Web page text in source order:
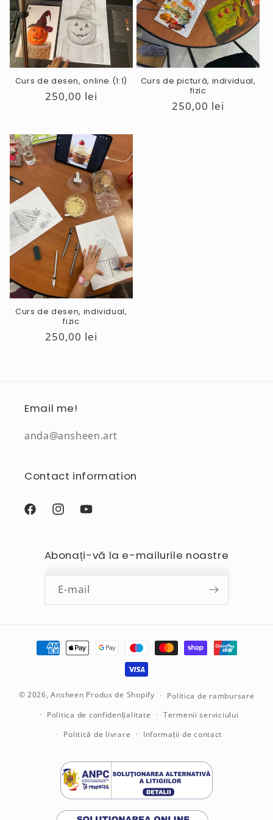
Curs de desen, online (1:1)
Preț
250,00 lei
Curs de pictură, individual,
fizic
Preț
250,00 lei
Curs de desen, individual,
fizic
Preț
250,00 lei
Email me!
anda@ansheen.art
Contact information
FacebookInstagramYouTube
Abonați-vă la e-mailurile noastre
E-mail
Metode
© 2026,Ansheen Produs de Shopify Politica de rambursare
Politica de confidențialitate Termenii serviciului
Politică de livrare Informații de contact